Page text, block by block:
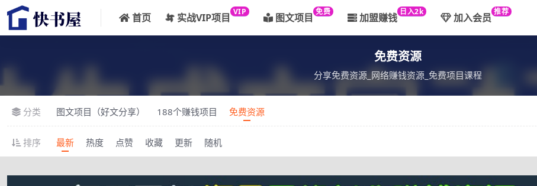
首页 实战VIP项目 VIP 图文项目 免费 加盟赚钱 日入2k 加入会员 推荐
免费资源
分享免费资源_网络赚钱资源_免费项目课程
分类 图文项目（好文分享） 188个赚钱项目 免费资源
排序 最新 热度 点赞 收藏 更新 随机